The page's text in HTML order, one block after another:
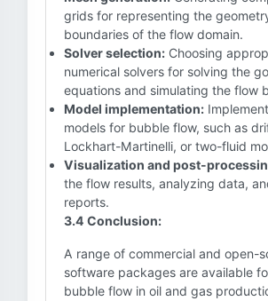
grids for representing the
boundaries of the flow domain.
Solver selection: Choosing
numerical solvers for solving the
equations and simulating the flow
Model implementation:
models for bubble flow, such as
Lockhart-Martinelli, or two-fluid
Visualization and post-
the flow results, analyzing data,
reports.
3.4 Conclusion:
A range of commercial and open-
software packages are available
bubble flow in oil and gas